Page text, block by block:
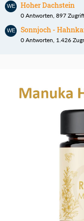
Hoher Dachstein
0 Antworten, 897
Sonnjoch -
0 Antworten, 1.426